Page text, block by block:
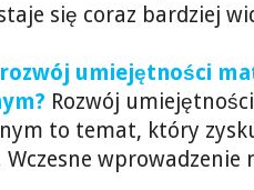
się coraz bardziej
rozwój umiejętności
Rozwój
to temat, który
Wczesne